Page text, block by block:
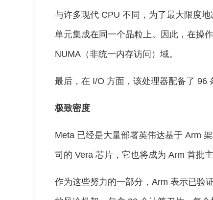
与许多现代 CPU 不同，为了最大限度
单元集成在同一个晶粒上。因此，在操
NUMA（非统一内存访问）域。
最后，在 I/O 方面，该处理器配备了 96
极致密度
Meta 已经是大量部署英伟达基于 Arm
司的 Vera 芯片，它也将成为 Arm 首批
作为这些努力的一部分，Arm 表示已验